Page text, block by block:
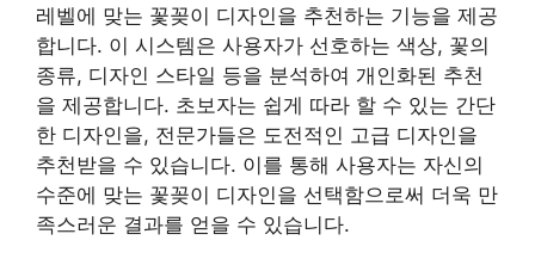
레벨에 맞는 꽃꽂이 디자인을 추천하는 기능을 제공
합니다. 이 시스템은 사용자가 선호하는 색상, 꽃의
종류, 디자인 스타일 등을 분석하여 개인화된 추천
을 제공합니다. 초보자는 쉽게 따라 할 수 있는 간단
한 디자인을, 전문가들은 도전적인 고급 디자인을
추천받을 수 있습니다. 이를 통해 사용자는 자신의
수준에 맞는 꽃꽂이 디자인을 선택함으로써 더욱 만
족스러운 결과를 얻을 수 있습니다.